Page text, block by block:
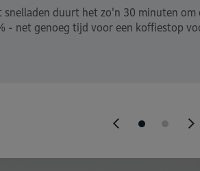
snelladen duurt het zo'n 30 minuten
- net genoeg tijd voor een koffiestop